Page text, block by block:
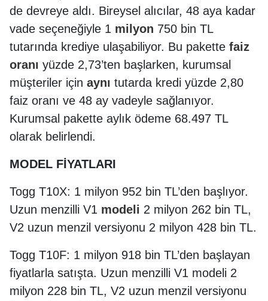
de devreye aldı. Bireysel alıcılar, 48 aya kadar
vade seçeneğiyle 1 milyon 750 bin TL
tutarında krediye ulaşabiliyor. Bu pakette faiz
oranı yüzde 2,73’ten başlarken, kurumsal
müşteriler için aynı tutarda kredi yüzde 2,80
faiz oranı ve 48 ay vadeyle sağlanıyor.
Kurumsal pakette aylık ödeme 68.497 TL
olarak belirlendi.
MODEL FİYATLARI
Togg T10X: 1 milyon 952 bin TL’den başlıyor.
Uzun menzilli V1 modeli 2 milyon 262 bin TL,
V2 uzun menzil versiyonu 2 milyon 428 bin TL.
Togg T10F: 1 milyon 918 bin TL’den başlayan
fiyatlarla satışta. Uzun menzilli V1 modeli 2
milyon 228 bin TL, V2 uzun menzil versiyonu